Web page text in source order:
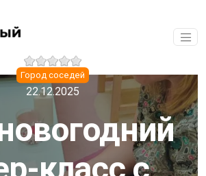
Город соседей
22.12.2025